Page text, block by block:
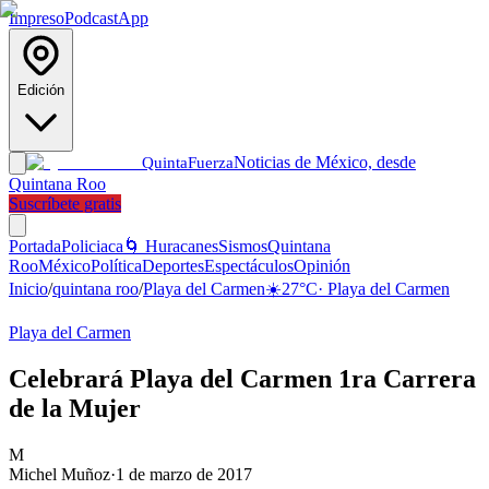
ImpresoPodcastApp
Edición
QuintaFuerzaNoticias de México, desde
Quintana Roo
Suscríbete gratis
PortadaPoliciaca 🌀 HuracanesSismosQuintana
RooMéxicoPolíticaDeportesEspectáculosOpinión
Inicio/quintana roo/Playa del Carmen☀️27°C· Playa del Carmen
Playa del Carmen
Celebrará Playa del Carmen 1ra Carrera
de la Mujer
M
Michel Muñoz·1 de marzo de 2017